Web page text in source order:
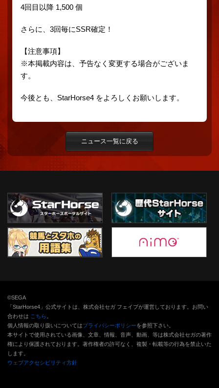
4回目以降 1,500 個
さらに、3回毎にSSR確定！
【注意事項】
※本掲載内容は、予告なく変更する場合がございま
す。
今後とも、StarHorse4 をよろしくお願いします。
ニュース一覧に戻る
©SEGA
「StarHorse4」公式サイトは、株式会社セガ フェイブが運営しております。お問い
合わせは こちら
個人情報の取り扱いについてはプライバシーポリシーを参照下さい。
本サイトで使用されている画像、文章、情報、音声、動画、等は株式会社セガの著作
権により保護されております。 著作権者の許可なく、複製・転載等の行為を禁止いた
します。
ウェブアクセシビリティ方針